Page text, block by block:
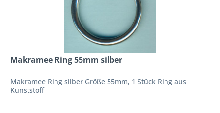
Makramee Ring 55mm silber
Makramee Ring silber Größe 55mm, 1 Stück Ring aus
Kunststoff